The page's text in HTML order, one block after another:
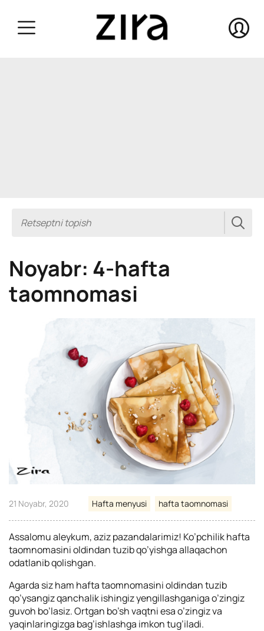
Noyabr: 4-hafta
taomnomasi
21 Noyabr, 2020 Hafta menyusi hafta taomnomasi
Assalomu aleykum, aziz pazandalarimiz! Ko’pchilik hafta
taomnomasini oldindan tuzib qo’yishga allaqachon
odatlanib qolishgan.
Agarda siz ham hafta taomnomasini oldindan tuzib
qo’ysangiz qanchalik ishingiz yengillashganiga o’zingiz
guvoh bo’lasiz. Ortgan bo’sh vaqtni esa o’zingiz va
yaqinlaringizga bag’ishlashga imkon tug’iladi.